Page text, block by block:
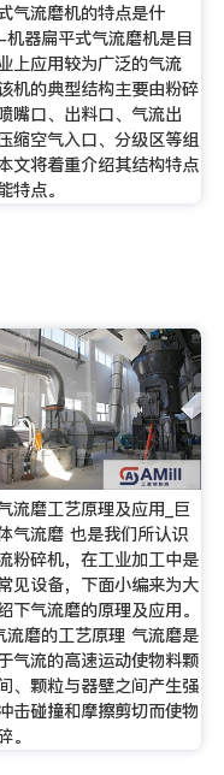
气流磨机的特点是什
器扁平式气流磨机是目
上应用较为广泛的气流
机的典型结构主要由粉碎
嘴口、出料口、气流出
缩空气入口、分级区等组
文将着重介绍其结构特点
特点。
流磨工艺原理及应用_巨
气流磨 也是我们所认识
粉碎机，在工业加工中是
见设备，下面小编来为大
下气流磨的原理及应用。
流磨的工艺原理 气流磨是
气流的高速运动使物料颗
、颗粒与器壁之间产生强
击碰撞和摩擦剪切而使物
。